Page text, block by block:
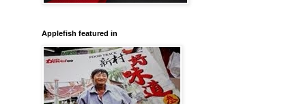
Applefish featured in